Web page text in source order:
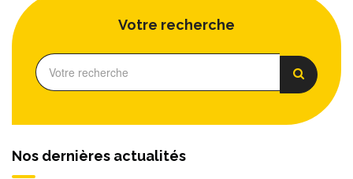
Votre recherche
Nos dernières actualités